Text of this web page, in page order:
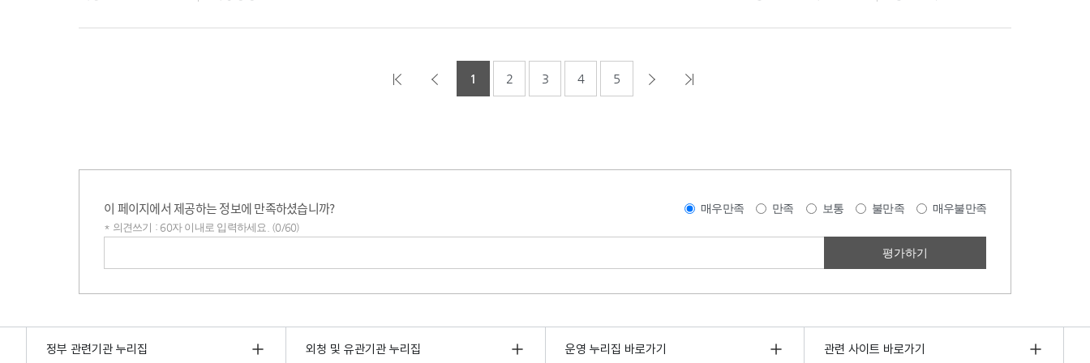
1 2 3 4 5
이 페이지에서 제공하는 정보에 만족하셨습니까? 매우만족 만족 보통 불만족 매우불만족
* 의견쓰기 : 60자 이내로 입력하세요. (0/60)
정부 관련기관 누리집 외청 및 유관기관 누리집 운영 누리집 바로가기 관련 사이트 바로가기